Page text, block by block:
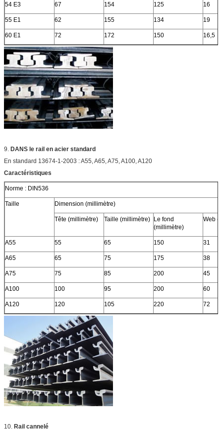
54 E3 67 154 125 16
55 E1 62 155 134 19
60 E1 72 172 150 16,5
9. DANS le rail en acier standard
En standard 13674-1-2003 : A55, A65, A75, A100, A120
Caractéristiques
Norme : DIN536
Taille Dimension (millimètre)
Tête (millimètre) Taille (millimètre) Le fond
(millimètre)
Web
A55 55 65 150 31
A65 65 75 175 38
A75 75 85 200 45
A100 100 95 200 60
A120 120 105 220 72
10. Rail cannelé